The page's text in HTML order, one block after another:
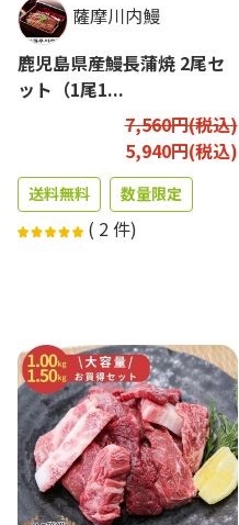
薩摩川内鰻
鹿児島県産鰻長蒲焼 2尾セ
ット（1尾1...
7,560円(税込)
5,940円(税込)
送料無料 数量限定
( 2件)